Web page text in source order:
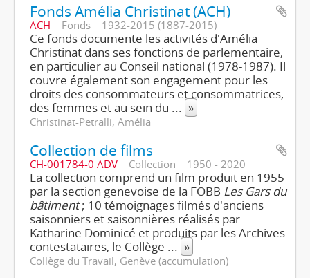
Fonds Amélia Christinat (ACH)
ACH Fonds 1932-2015 (1887-2015)
Ce fonds documente les activités d'Amélia
Christinat dans ses fonctions de parlementaire,
en particulier au Conseil national (1978-1987). Il
couvre également son engagement pour les
droits des consommateurs et consommatrices,
des femmes et au sein du ... »
Christinat-Petralli, Amélia
Collection de films
CH-001784-0 ADV Collection 1950 - 2020
La collection comprend un film produit en 1955
par la section genevoise de la FOBB Les Gars du
bâtiment; 10 témoignages filmés d'anciens
saisonniers et saisonnières réalisés par
Katharine Dominicé et produits par les Archives
contestataires, le Collège ... »
Collège du Travail, Genève (accumulation)